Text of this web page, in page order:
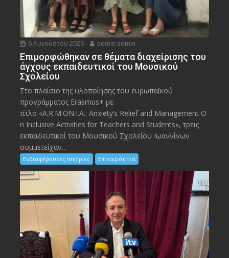
6 Αυγούστου 2026 admin admin
Eπιμορφώθηκαν σε θέματα διαχείρισης του
άγχους εκπαιδευτικοί του Μουσικού
Σχολείου
Στο πλαίσιο της υλοποίησης του ευρωπαϊκού
προγράμματος Erasmus+ με
τίτλο «A.R.M.ON.I.A.: Anxiety’s Relief and Management O
n Inclusive Activities for Teachers and Students», τρεις
εκπαιδευτικοί του Μουσικού Σχολείου Ιωαννίνων
συμμετείχαν...
Ενδιαφέρουσες Ιστορίες Επικαιρότητα